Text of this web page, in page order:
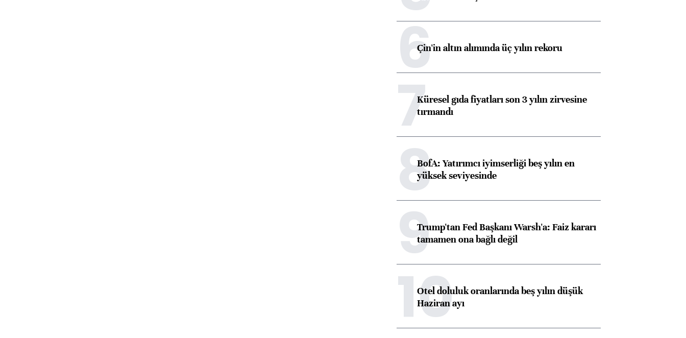
6Çin'in altın alımında üç yılın rekoru
7Küresel gıda fiyatları son 3 yılın zirvesine
tırmandı
8BofA: Yatırımcı iyimserliği beş yılın en
yüksek seviyesinde
9Trump'tan Fed Başkanı Warsh'a: Faiz kararı
tamamen ona bağlı değil
10
Otel doluluk oranlarında beş yılın düşük
Haziran ayı